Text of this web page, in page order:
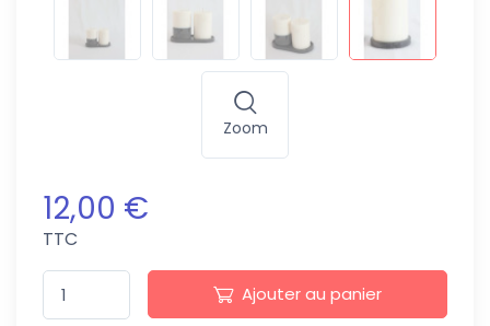
Zoom
12,00 €
TTC
Ajouter au panier